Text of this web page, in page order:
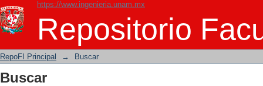
https://www.ingenieria.unam.mx
Repositorio
Buscar
RepoFI Principal → Buscar
Buscar